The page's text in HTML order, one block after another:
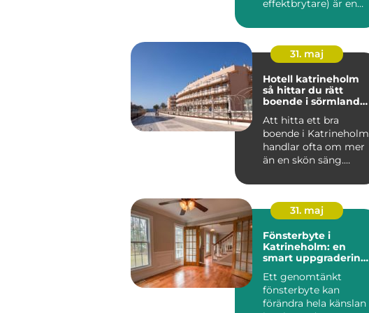
effektbrytare) är en
elin...
31. maj
Hotell katrineholm
så hittar du rätt
boende i sörmlands
Att hitta ett bra
boende i Katrineholm
handlar ofta om mer
än en skön säng.
sta...
31. maj
Fönsterbyte i
Katrineholm: en
smart uppgradering
Ett genomtänkt
fönsterbyte kan
förändra hela känslan